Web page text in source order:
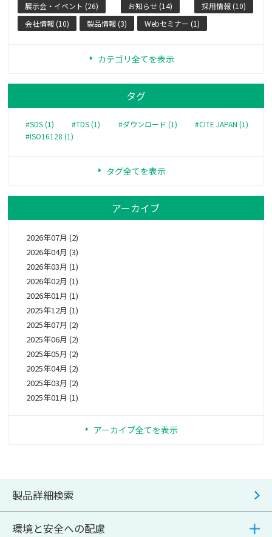
展示会・イベント (26) お知らせ (14)
採用情報 (10)
会社情報 (10)
製品情報 (3) Webセミナー (1)
カテゴリ全てを表示
タグ
#SDS (1) #TDS (1) #ダウンロード (1)
#CITE JAPAN (1)
#ISO16128 (1)
タグ全てを表示
アーカイブ
2026年07月 (2)
2026年04月 (3)
2026年03月 (1)
2026年02月 (1)
2026年01月 (1)
2025年12月 (1)
2025年07月 (2)
2025年06月 (2)
2025年05月 (2)
2025年04月 (2)
2025年03月 (2)
2025年01月 (1)
アーカイブ全てを表示
製品詳細検索
環境と安全への配慮